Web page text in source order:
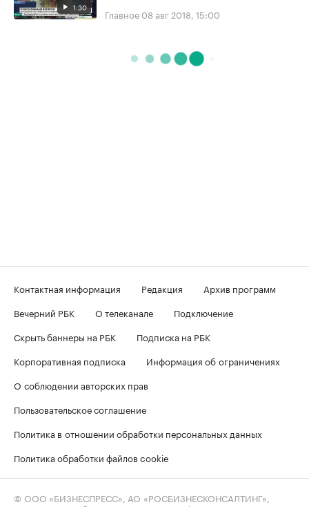
1:30 Главное 08 авг 2018, 15:00
Контактная информация Редакция
Архив программ
Вечерний РБК
О телеканале
Подключение
Скрыть баннеры на РБК
Подписка на РБК
Корпоративная подписка
Информация об ограничениях
О соблюдении авторских прав
Пользовательское соглашение
Политика в отношении обработки персональных данных
Политика обработки файлов cookie
© ООО «БИЗНЕСПРЕСС», АО «РОСБИЗНЕСКОНСАЛТИНГ»,